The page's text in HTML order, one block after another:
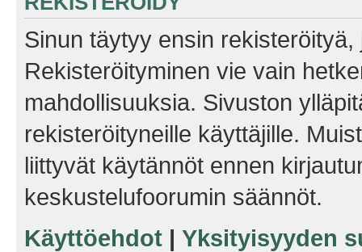
Sinun täytyy ensin
Rekisteröityminen vie vain
mahdollisuuksia. Sivuston
rekisteröityneille käyttäjille.
liittyvät käytännöt ennen
keskustelufoorumin säännöt.
Käyttöehdot | Yksityisyyden